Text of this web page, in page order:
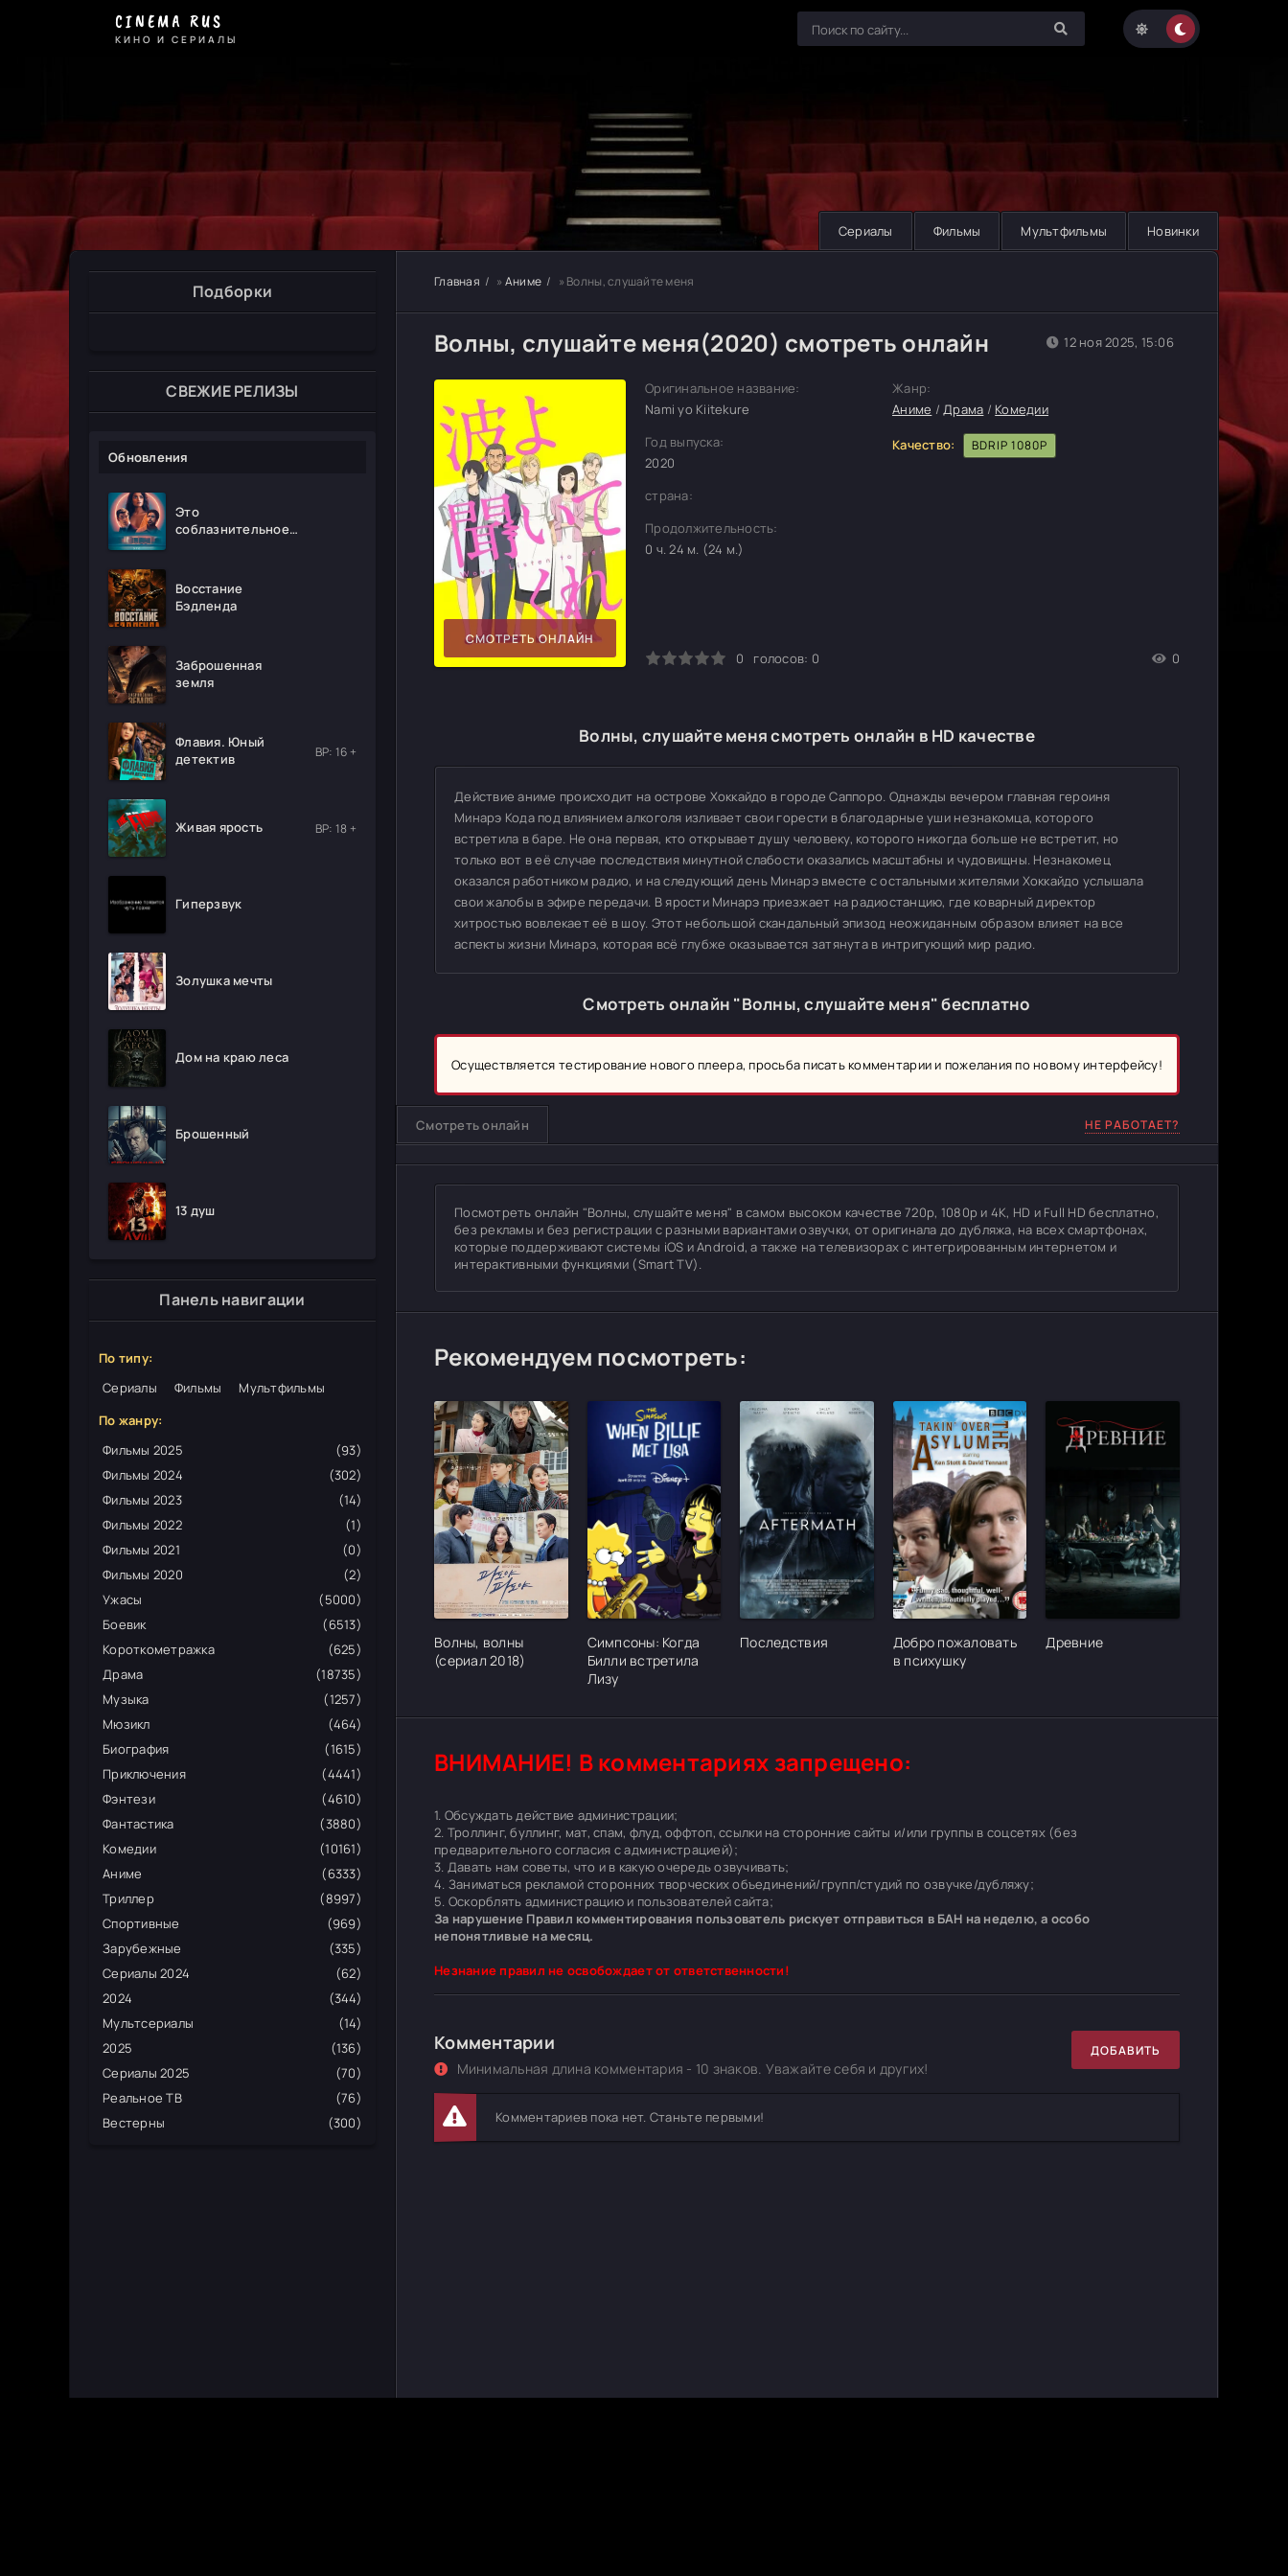
CINEMA RUS
КИНО И СЕРИАЛЫ
Сериалы Фильмы Мультфильмы Новинки
Подборки
СВЕЖИЕ РЕЛИЗЫ
Обновления
Это
соблазнительное
Восстание
Бэдленда
Заброшенная
земля
Флавия. Юный
детектив
ВР: 16 +
Живая ярость ВР: 18 +
Гиперзвук
Золушка мечты
Дом на краю леса
Брошенный
13 душ
Панель навигации
По типу:
Сериалы
Фильмы
Мультфильмы
По жанру:
Фильмы 2025
(93)
Фильмы 2024
(302)
Фильмы 2023
(14)
Фильмы 2022
(1)
Фильмы 2021
(0)
Фильмы 2020
(2)
Ужасы
(5000)
Боевик
(6513)
Короткометражка
(625)
Драма
(18735)
Музыка
(1257)
Мюзикл
(464)
Биография
(1615)
Приключения
(4441)
Фэнтези
(4610)
Фантастика
(3880)
Комедии
(10161)
Аниме
(6333)
Триллер
(8997)
Спортивные
(969)
Зарубежные
(335)
Сериалы 2024
(62)
2024
(344)
Мультсериалы
(14)
2025
(136)
Сериалы 2025
(70)
Реальное ТВ
(76)
Вестерны
(300)
Главная » Аниме » Волны, слушайте меня
Волны, слушайте меня(2020) смотреть онлайн
СМОТРЕТЬ ОНЛАЙН
Оригинальное название:
Nami yo Kiitekure
Год выпуска:
2020
страна:
Продолжительность:
0 ч. 24 м. (24 м.)
0 1 2 3 4 5 0 голосов: 0 0
12 ноя 2025, 15:06
Жанр:
Аниме /Драма / Комедии
Качество: BDRIP 1080P
Волны, слушайте меня смотреть онлайн в HD качестве
Действие аниме происходит на острове Хоккайдо в городе Саппоро. Однажды вечером главная героиня
Минарэ Кода под влиянием алкоголя изливает свои горести в благодарные уши незнакомца, которого
встретила в баре. Не она первая, кто открывает душу человеку, которого никогда больше не встретит, но
только вот в её случае последствия минутной слабости оказались масштабны и чудовищны. Незнакомец
оказался работником радио, и на следующий день Минарэ вместе с остальными жителями Хоккайдо услышала
свои жалобы в эфире передачи. В ярости Минарэ приезжает на радиостанцию, где коварный директор
хитростью вовлекает её в шоу. Этот небольшой скандальный эпизод неожиданным образом влияет на все
аспекты жизни Минарэ, которая всё глубже оказывается затянута в интригующий мир радио.
Смотреть онлайн "Волны, слушайте меня" бесплатно
Осуществляется тестирование нового плеера, просьба писать комментарии и пожелания по новому интерфейсу!
Смотреть онлайн НЕ РАБОТАЕТ?
Посмотреть онлайн "Волны, слушайте меня" в самом высоком качестве 720p, 1080p и 4K, HD и Full HD бесплатно,
без рекламы и без регистрации с разными вариантами озвучки, от оригинала до дубляжа, на всех смартфонах,
которые поддерживают системы iOS и Android, а также на телевизорах с интегрированным интернетом и
интерактивными функциями (Smart TV).
Рекомендуем посмотреть:
[/xfgiven_cvh_poster_urlcvh_poster_url]
Волны, волны
(сериал 2018)
[/xfgiven_cvh_poster_urlcvh_poster_url]
Симпсоны: Когда
Билли встретила
Лизу
[/xfgiven_cvh_poster_urlcvh_poster_url]
Последствия
[/xfgiven_cvh_poster_urlcvh_poster_url]
Добро пожаловать
в психушку
Древние
ВНИМАНИЕ! В комментариях запрещено:
1. Обсуждать действие администрации;
2. Троллинг, буллинг, мат, спам, флуд, оффтоп, ссылки на сторонние сайты и/или группы в соцсетях (без
предварительного согласия с администрацией);
3. Давать нам советы, что и в какую очередь озвучивать;
4. Заниматься рекламой сторонних творческих объединений/групп/студий по озвучке/дубляжу;
5. Оскорблять администрацию и пользователей сайта;
За нарушение Правил комментирования пользователь рискует отправиться в БАН на неделю, а особо
непонятливые на месяц.
Незнание правил не освобождает от ответственности!
Комментарии
Минимальная длина комментария - 10 знаков. Уважайте себя и других!
ДОБАВИТЬ
Комментариев пока нет. Станьте первыми!